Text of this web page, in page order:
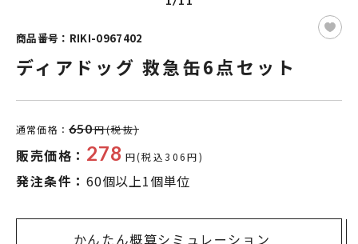
商品番号：RIKI-0967402
ディアドッグ 救急缶6点セット
通常価格： 650円(税抜)
販売価格： 278 円(税込306円)
発注条件： 60個以上1個単位
かんたん概算シミュレーション